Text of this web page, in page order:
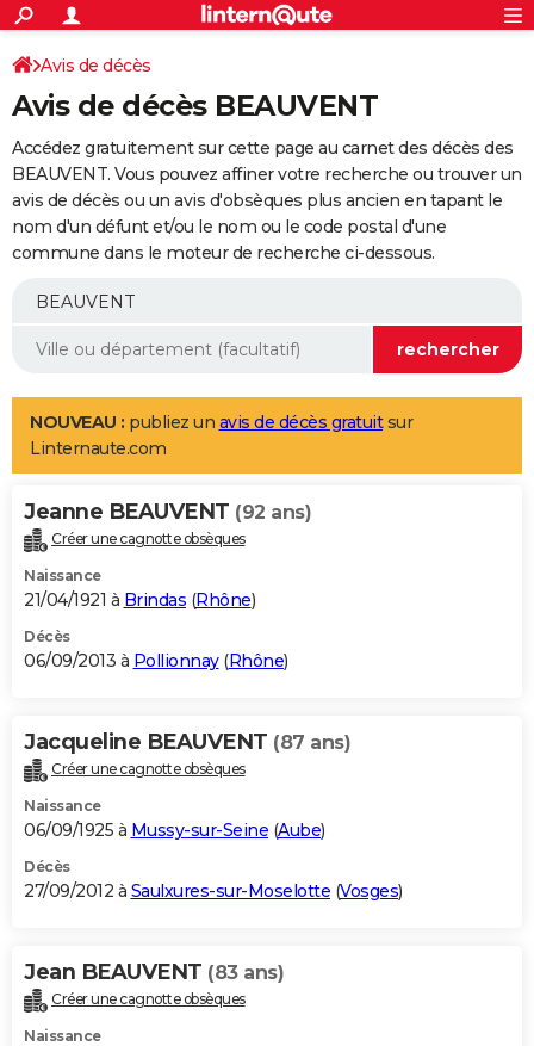
ACTUALITÉS
Politique
Société
Faits Divers
Education
Monde
Villes
+
SPORT
Coupe du monde 2026
Football
Tennis
Cyclisme
Rugby
Forum
Programme TV
TNT
Streaming
Cinéma
Sorties cinéma
Musique
+
FINANCE
Retraite
Epargne
Immobilier
Risques naturels par ville
Banque
Assurance
AUTO
Essais
Réserver un essai
Citadines
Berlines
SUV
Forum auto
+
Mobiles
Meilleur smartphone
Internet
Ordinateurs
Jeux vidéo
Guide high-tech
Aménagement intérieur
LIFESTYLE
Art de vivre
Bien-être
Loisirs
Mode
Modes de vie
Alimentation
Guide de la santé
Maladies
Médicaments
Sommeil
VOYAGE
Destinations
City break
Voyage nature
Voyage de noces
Forum
Climat
+PHOTO
GUIDES D'ACHAT
BONS PLANS
Carte de Noël
Carte Bonne année
Carte Saint-Valentin
Carte Pâques
Carte d'anniversaire
DICTIONNAIRE
Dictionnaire
Biographies
Citations
Expressions
Proverbes
PROGRAMME TV
S'inscrire
Se connecter
Lycées
Collèges
Primaires
Universités
Entreprises
Service militaire
Avis de recherche
AVIS DE DÉCÈS
Bricolage
Lifestyle
Culture
Sport
Auto
Television
Voyage
Cinema
Avis de décès
Avis de décès BEAUVENT
Accédez gratuitement sur cette page au carnet des décès des
BEAUVENT. Vous pouvez affiner votre recherche ou trouver un
avis de décès ou un avis d'obsèques plus ancien en tapant le
nom d'un défunt et/ou le nom ou le code postal d'une
commune dans le moteur de recherche ci-dessous.
NOUVEAU : publiez un avis de décès gratuitsur
Linternaute.com
Jeanne BEAUVENT (92 ans)
Créer une cagnotte obsèques
Naissance
21/04/1921 à Brindas (Rhône)
Décès
06/09/2013 à Pollionnay(Rhône)
Jacqueline BEAUVENT (87 ans)
Créer une cagnotte obsèques
Naissance
06/09/1925 à Mussy-sur-Seine (Aube)
Décès
27/09/2012 à Saulxures-sur-Moselotte (Vosges)
Jean BEAUVENT (83 ans)
Créer une cagnotte obsèques
Naissance